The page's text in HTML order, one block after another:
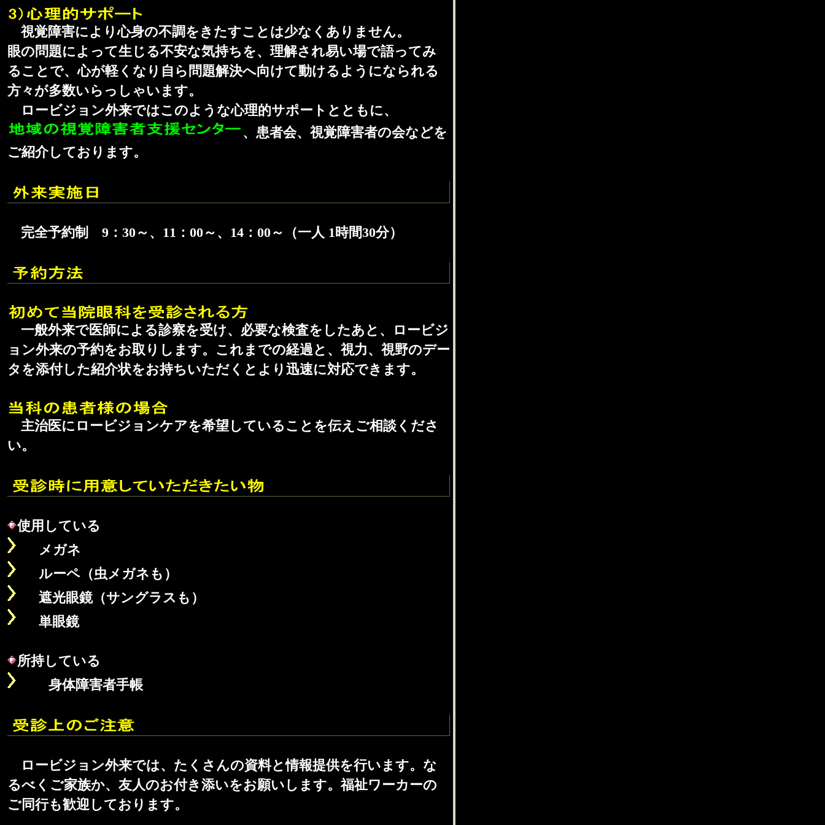
視覚障害により心身の不調をきたすことは少なくありません。
眼の問題によって生じる不安な気持ちを、理解され易い場で語ってみ
ることで、心が軽くなり自ら問題解決へ向けて動けるようになられる
方々が多数いらっしゃいます。
ロービジョン外来ではこのような心理的サポートとともに、
、患者会、視覚障害者の会などを
ご紹介しております。
完全予約制 9：30～、11：00～、14：00～（一人 1時間30分）
一般外来で医師による診察を受け、必要な検査をしたあと、ロービジ
ョン外来の予約をお取りします。これまでの経過と、視力、視野のデー
タを添付した紹介状をお持ちいただくとより迅速に対応できます。
主治医にロービジョンケアを希望していることを伝えご相談くださ
い。
使用している
メガネ
ルーペ（虫メガネも）
遮光眼鏡（サングラスも）
単眼鏡
所持している
身体障害者手帳
ロービジョン外来では、たくさんの資料と情報提供を行います。な
るべくご家族か、友人のお付き添いをお願いします。福祉ワーカーの
ご同行も歓迎しております。